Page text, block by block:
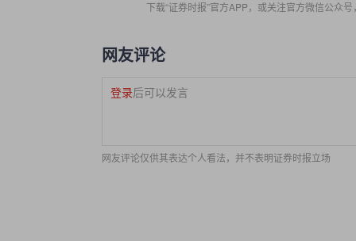
下载“证券时报”官方APP，或关注官方微信公众
网友评论
登录后可以发言
网友评论仅供其表达个人看法，并不表明证券时报立场